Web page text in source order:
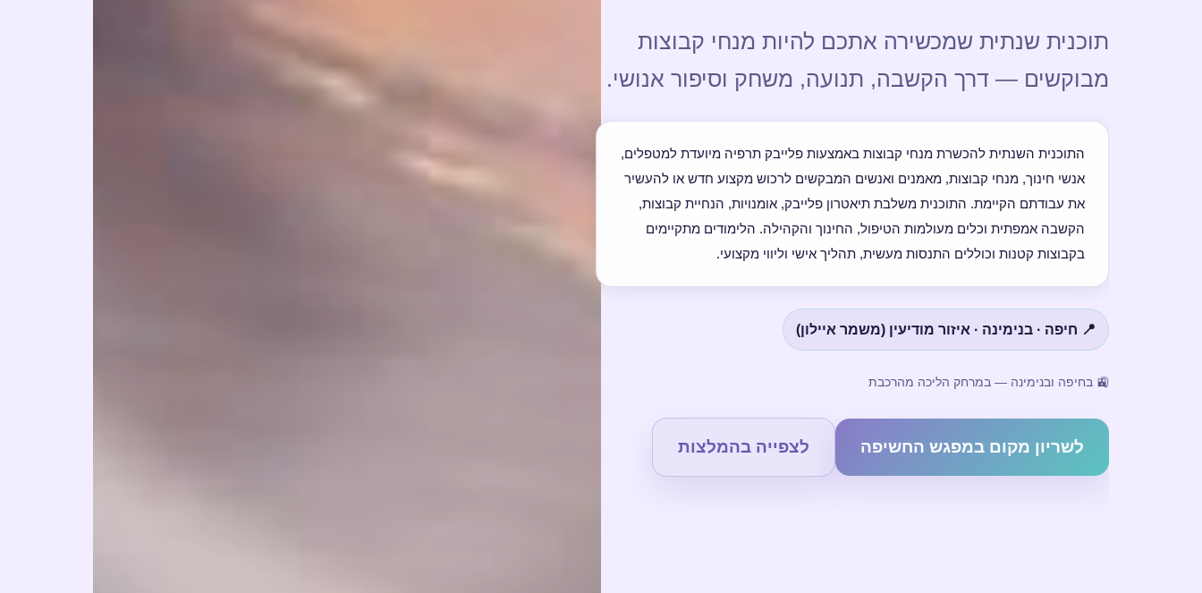
תוכנית שנתית שמכשירה אתכם להיות מנחי קבוצות
מבוקשים — דרך הקשבה, תנועה, משחק וסיפור אנושי.
התוכנית השנתית להכשרת מנחי קבוצות באמצעות פלייבק תרפיה מיועדת למטפלים,
אנשי חינוך, מנחי קבוצות, מאמנים ואנשים המבקשים לרכוש מקצוע חדש או להעשיר
את עבודתם הקיימת. התוכנית משלבת תיאטרון פלייבק, אומנויות, הנחיית קבוצות,
הקשבה אמפתית וכלים מעולמות הטיפול, החינוך והקהילה. הלימודים מתקיימים
בקבוצות קטנות וכוללים התנסות מעשית, תהליך אישי וליווי מקצועי.
📍 חיפה · בנימינה · איזור מודיעין (משמר איילון)
🚉 בחיפה ובנימינה — במרחק הליכה מהרכבת
לשריון מקום במפגש החשיפה לצפייה בהמלצות